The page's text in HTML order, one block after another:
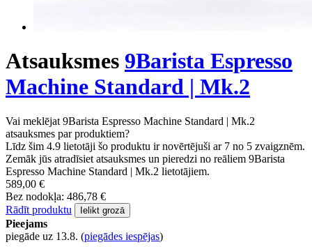
Atsauksmes 9Barista Espresso
Machine Standard | Mk.2
Vai meklējat 9Barista Espresso Machine Standard | Mk.2
atsauksmes par produktiem?
Līdz šim 4.9 lietotāji šo produktu ir novērtējuši ar 7 no 5 zvaigznēm.
Zemāk jūs atradīsiet atsauksmes un pieredzi no reāliem 9Barista
Espresso Machine Standard | Mk.2 lietotājiem.
589,00 €
Bez nodokļa: 486,78 €
Rādīt produktu
Ielikt grozā
Pieejams
piegāde uz 13.8. (piegādes iespējas)